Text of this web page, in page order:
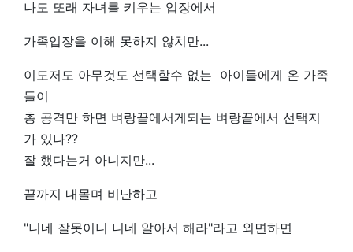
나도 또래 자녀를 키우는 입장에서
가족입장을 이해 못하지 않치만...
이도저도 아무것도 선택할수 없는 아이들에게 온 가족
들이
총 공격만 하면 벼랑끝에서게되는 벼랑끝에서 선택지
가 있나??
잘 했다는거 아니지만...
끝까지 내몰며 비난하고
"니네 잘못이니 니네 알아서 해라"라고 외면하면